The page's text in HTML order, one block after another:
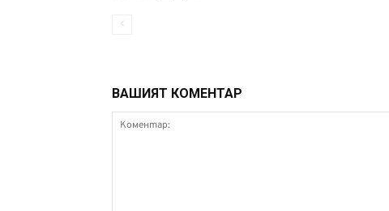
ВАШИЯТ КОМЕНТАР